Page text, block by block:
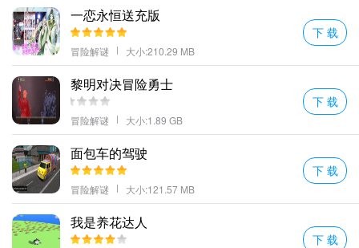
一恋永恒送充版
冒险解谜 大小:210.29 MB
下 载
黎明对决冒险勇士
冒险解谜 大小:1.89 GB
下 载
面包车的驾驶
冒险解谜 大小:121.57 MB
下 载
我是养花达人
下 载